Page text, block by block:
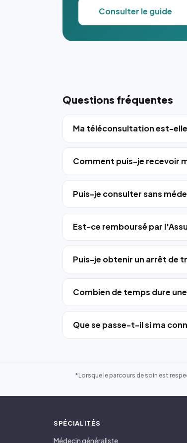
Consulter le guide
Questions fréquentes
Ma téléconsultation est-
Comment puis-je recevoir
Puis-je consulter sans
Est-ce remboursé par
Puis-je obtenir un arrêt de
Combien de temps dure
Que se passe-t-il si ma
*Lorsque le parcours de soin est
SPÉCIALITÉS
Médecin généraliste